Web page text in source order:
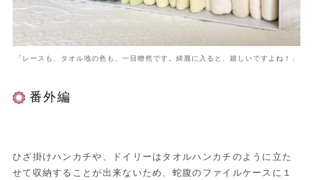
「レースも、タオル地の色も、一目瞭然です。綺麗に入ると、嬉しいですよね！」
番外編
ひざ掛けハンカチや、ドイリーはタオルハンカチのように立た
せて収納することが出来ないため、蛇腹のファイルケースに１